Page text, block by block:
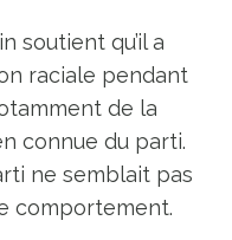
soutient qu’il a
raciale pendant
de la
connue du parti.
ne semblait pas
comportement.